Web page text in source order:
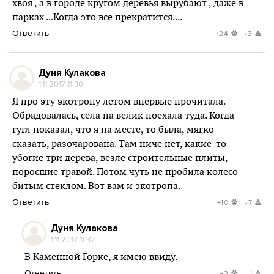
хвоя , а в городе кругом деревья вырубают , даже в
парках ...Когда это все прекратится....
Ответить +24 -3
Дуня Кулакова
1.11.2017 11:30
Я про эту экотропу летом впервые прочитала.
Обрадовалась, села на велик поехала туда. Когда
гугл показал, что я на месте, то была, мягко
сказать, разочарована. Там ниче нет, какие-то
убогие три дерева, везле строительные плиты,
поросшие травой. Потом чуть не пробила колесо
битым стеклом. Вот вам и экотропа.
Ответить +10 -7
Дуня Кулакова
1.11.2017 11:32
В Каменной Горке, я имею ввиду.